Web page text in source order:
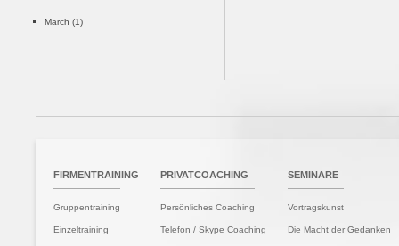
March (1)
FIRMENTRAINING
Gruppentraining
Einzeltraining
PRIVATCOACHING
Persönliches Coaching
Telefon / Skype Coaching
SEMINARE
Vortragskunst
Die Macht der Gedanken